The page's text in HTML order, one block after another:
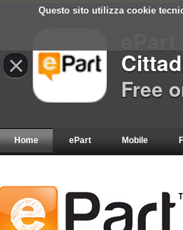
Questo sito utilizza cookie
Home ePart Mobile
×
Free